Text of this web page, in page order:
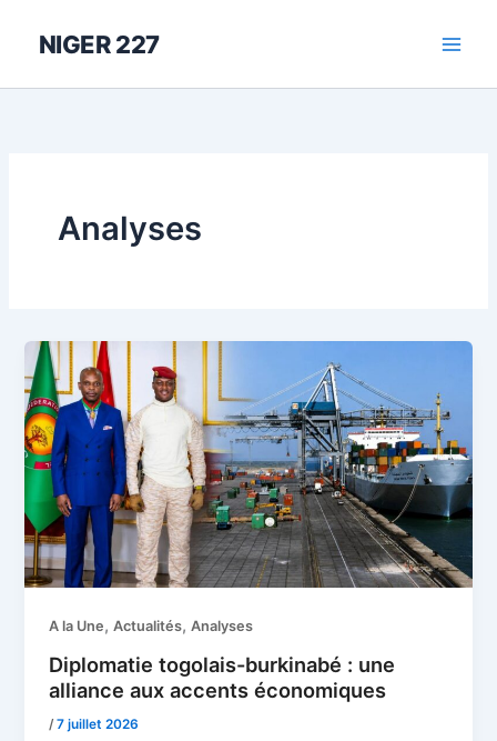
NIGER 227
Analyses
A la Une,Actualités,Analyses
Diplomatie togolais-burkinabé : une
alliance aux accents économiques
/7 juillet 2026